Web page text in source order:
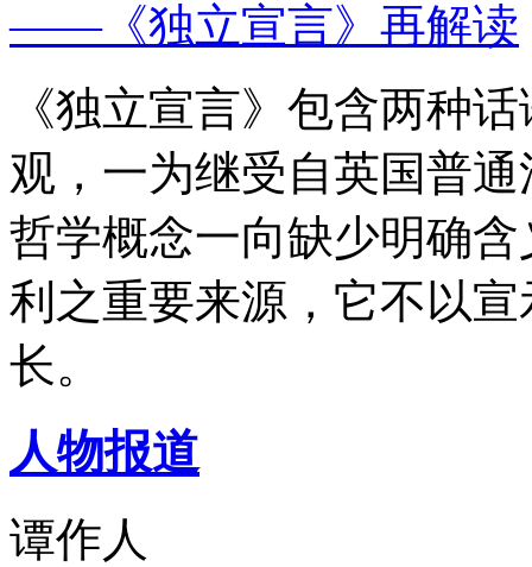
——《独立宣言》再解读
《独立宣言》包含两种
观，一为继受自英国普
哲学概念一向缺少明确
利之重要来源，它不以
长。
人物报道
谭作人